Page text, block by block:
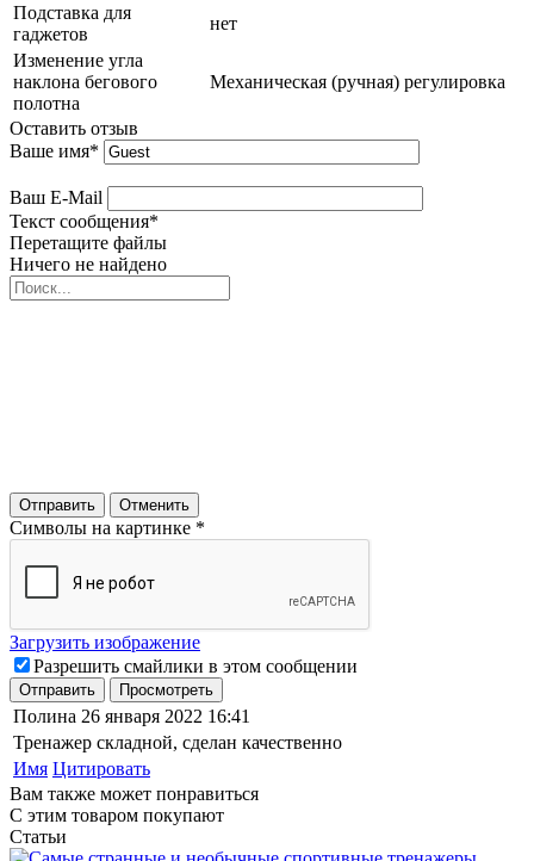
Подставка для
гаджетов
нет
Изменение угла
наклона бегового
полотна
Механическая (ручная) регулировка
Оставить отзыв
Ваше имя*
Ваш E-Mail
Текст сообщения*
Перетащите файлы
Ничего не найдено
Отправить Отменить
Символы на картинке *
Загрузить изображение
Разрешить смайлики в этом сообщении
Отправить Просмотреть
Полина 26 января 2022 16:41
Тренажер складной, сделан качественно
Имя Цитировать
Вам также может понравиться
С этим товаром покупают
Статьи